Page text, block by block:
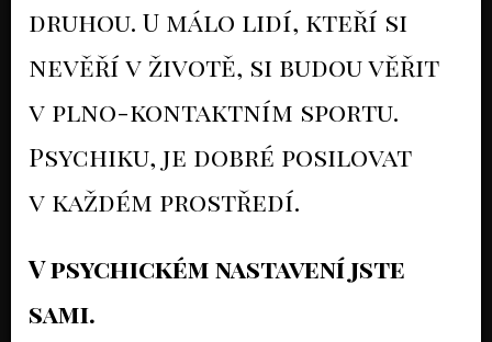
druhou. U málo lidí, kteří si
nevěří v životě, si budou věřit
v plno-kontaktním sportu.
Psychiku, je dobré posilovat
v každém prostředí.
V psychickém nastavení jste
sami.